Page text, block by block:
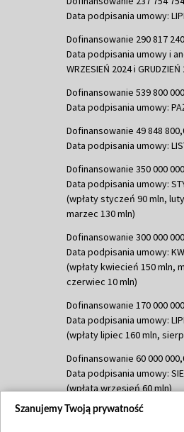
Data podpisania umowy:
Dofinansowanie 290 817
Data podpisania umowy i
WRZESIEŃ 2024 i GRUDZIEŃ
Dofinansowanie 539 800
Data podpisania umowy:
Dofinansowanie 49 848
Data podpisania umowy:
Dofinansowanie 350 000
Data podpisania umowy:
(wpłaty styczeń 90 mln,
marzec 130 mln)
Dofinansowanie 300 000
Data podpisania umowy:
(wpłaty kwiecień 150 mln,
czerwiec 10 mln)
Dofinansowanie 170 000
Data podpisania umowy:
(wpłaty lipiec 160 mln,
Dofinansowanie 60 000
Data podpisania umowy:
(wpłata wrzesień 60 mln)
Dofinansowanie 635 783
Szanujemy Twoją prywatność